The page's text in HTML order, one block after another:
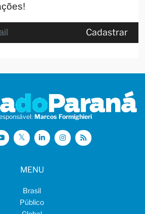
Cadastrar
Marcos Formighieri
MENU
Brasil
Público